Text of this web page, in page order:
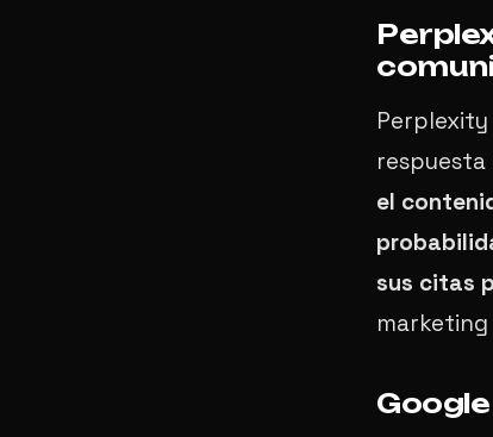
el
sus citas